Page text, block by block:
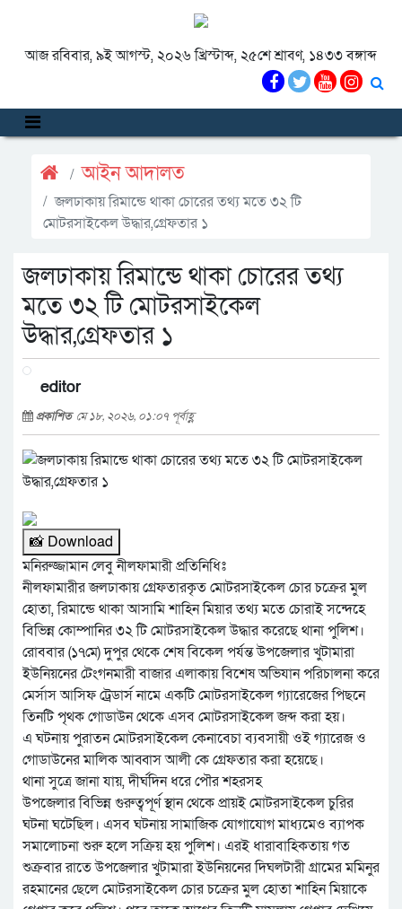
আজ রবিবার, ৯ই আগস্ট, ২০২৬ খ্রিস্টাব্দ, ২৫শে শ্রাবণ, ১৪৩৩ বঙ্গাব্দ
আইন আদালত
জলঢাকায় রিমান্ডে থাকা চোরের তথ্য মতে ৩২ টি
মোটরসাইকেল উদ্ধার,গ্রেফতার ১
জলঢাকায় রিমান্ডে থাকা চোরের তথ্য
মতে ৩২ টি মোটরসাইকেল
উদ্ধার,গ্রেফতার ১
editor
প্রকাশিত মে ১৮, ২০২৬, ০১:০৭ পূর্বাহ্ণ
📸 Download
মনিরুজ্জামান লেবু নীলফামারী প্রতিনিধিঃ
নীলফামারীর জলঢাকায় গ্রেফতারকৃত মোটরসাইকেল চোর চক্রের মুল
হোতা, রিমান্ডে থাকা আসামি শাহিন মিয়ার তথ্য মতে চোরাই সন্দেহে
বিভিন্ন কোম্পানির ৩২ টি মোটরসাইকেল উদ্ধার করেছে থানা পুলিশ।
রোববার (১৭মে) দুপুর থেকে শেষ বিকেল পর্যন্ত উপজেলার খুটামারা
ইউনিয়নের টেংগনমারী বাজার এলাকায় বিশেষ অভিযান পরিচালনা করে
মের্সাস আসিফ ট্রেডার্স নামে একটি মোটরসাইকেল গ্যারেজের পিছনে
তিনটি পৃথক গোডাউন থেকে এসব মোটরসাইকেল জব্দ করা হয়।
এ ঘটনায় পুরাতন মোটরসাইকেল কেনাবেচা ব্যবসায়ী ওই গ্যারেজ ও
গোডাউনের মালিক আব্বাস আলী কে গ্রেফতার করা হয়েছে।
থানা সুত্রে জানা যায়, দীর্ঘদিন ধরে পৌর শহরসহ
উপজেলার বিভিন্ন গুরুত্বপূর্ণ স্থান থেকে প্রায়ই মোটরসাইকেল চুরির
ঘটনা ঘটেছিল। এসব ঘটনায় সামাজিক যোগাযোগ মাধ্যমেও ব্যাপক
সমালোচনা শুরু হলে সক্রিয় হয় পুলিশ। এরই ধারাবাহিকতায় গত
শুক্রবার রাতে উপজেলার খুটামারা ইউনিয়নের দিঘলটারী গ্রামের মমিনুর
রহমানের ছেলে মোটরসাইকেল চোর চক্রের মুল হোতা শাহিন মিয়াকে